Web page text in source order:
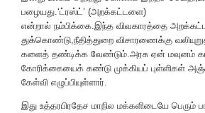
பழையது.‘ட்​ரஸ்ட்’ (அறக்​கட்​டளை)
என்​றால் நம்​பிக்​கை.இந்த விவ​காரத்தை
துக்கொண்​டு,நீதித்துறை விசா​ரணைக்கு
களைத் தண்​டிக்க வேண்​டும்.அரசு ஏன் மவுனம்
கோரிக்​கை​யைக் கண்டு முக்​கியப் புள்​ளி​கள்
கேள்வி எழுப்​பி​யுள்​ளார்.
இது உத்தரபிரதேச மாநில மக்களிடையே பெரும்